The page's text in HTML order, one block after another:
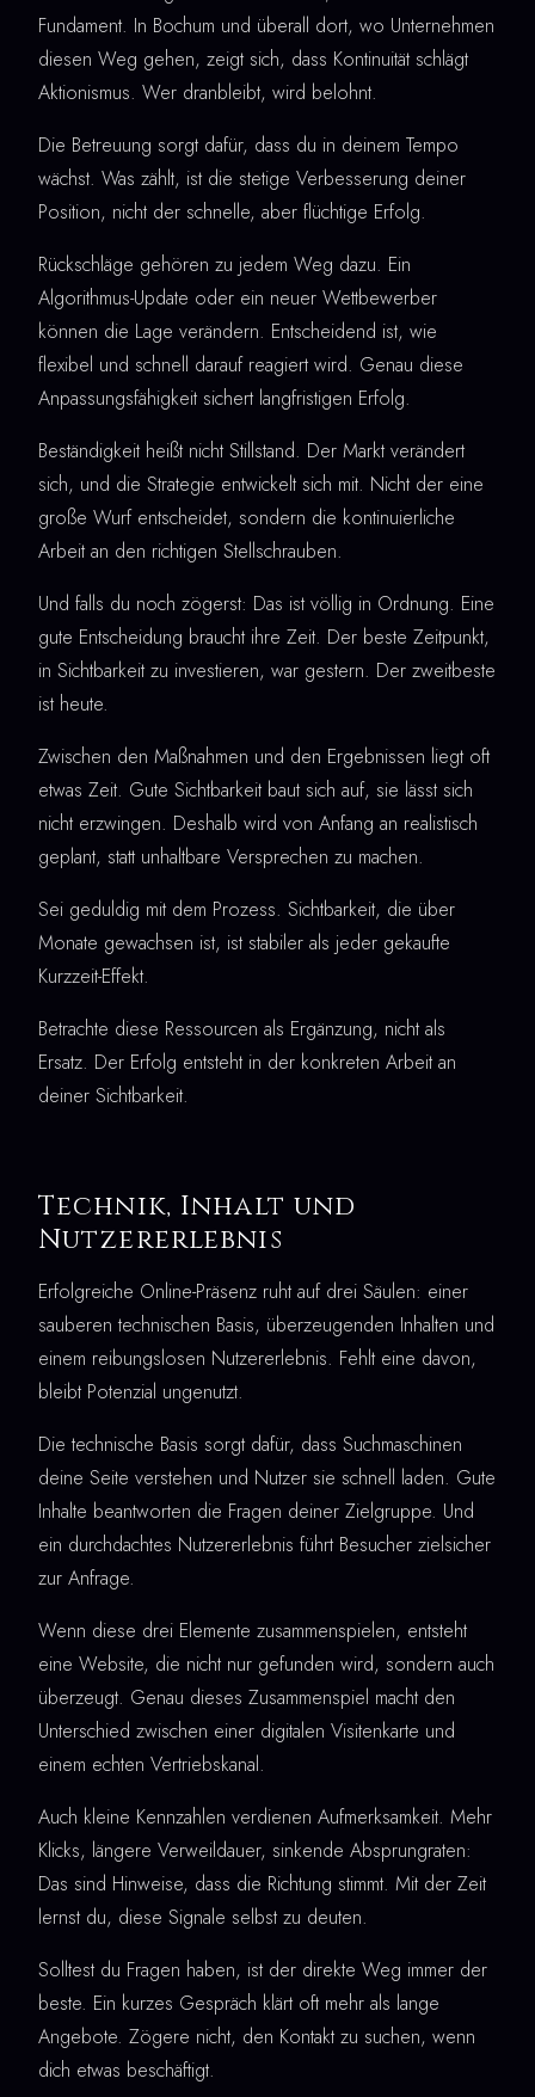
Fundament. In Bochum und überall dort, wo Unternehmen
diesen Weg gehen, zeigt sich, dass Kontinuität schlägt
Aktionismus. Wer dranbleibt, wird belohnt.
Die Betreuung sorgt dafür, dass du in deinem Tempo
wächst. Was zählt, ist die stetige Verbesserung deiner
Position, nicht der schnelle, aber flüchtige Erfolg.
Rückschläge gehören zu jedem Weg dazu. Ein
Algorithmus-Update oder ein neuer Wettbewerber
können die Lage verändern. Entscheidend ist, wie
flexibel und schnell darauf reagiert wird. Genau diese
Anpassungsfähigkeit sichert langfristigen Erfolg.
Beständigkeit heißt nicht Stillstand. Der Markt verändert
sich, und die Strategie entwickelt sich mit. Nicht der eine
große Wurf entscheidet, sondern die kontinuierliche
Arbeit an den richtigen Stellschrauben.
Und falls du noch zögerst: Das ist völlig in Ordnung. Eine
gute Entscheidung braucht ihre Zeit. Der beste Zeitpunkt,
in Sichtbarkeit zu investieren, war gestern. Der zweitbeste
ist heute.
Zwischen den Maßnahmen und den Ergebnissen liegt oft
etwas Zeit. Gute Sichtbarkeit baut sich auf, sie lässt sich
nicht erzwingen. Deshalb wird von Anfang an realistisch
geplant, statt unhaltbare Versprechen zu machen.
Sei geduldig mit dem Prozess. Sichtbarkeit, die über
Monate gewachsen ist, ist stabiler als jeder gekaufte
Kurzzeit-Effekt.
Betrachte diese Ressourcen als Ergänzung, nicht als
Ersatz. Der Erfolg entsteht in der konkreten Arbeit an
deiner Sichtbarkeit.
Technik, Inhalt und
Nutzererlebnis
Erfolgreiche Online-Präsenz ruht auf drei Säulen: einer
sauberen technischen Basis, überzeugenden Inhalten und
einem reibungslosen Nutzererlebnis. Fehlt eine davon,
bleibt Potenzial ungenutzt.
Die technische Basis sorgt dafür, dass Suchmaschinen
deine Seite verstehen und Nutzer sie schnell laden. Gute
Inhalte beantworten die Fragen deiner Zielgruppe. Und
ein durchdachtes Nutzererlebnis führt Besucher zielsicher
zur Anfrage.
Wenn diese drei Elemente zusammenspielen, entsteht
eine Website, die nicht nur gefunden wird, sondern auch
überzeugt. Genau dieses Zusammenspiel macht den
Unterschied zwischen einer digitalen Visitenkarte und
einem echten Vertriebskanal.
Auch kleine Kennzahlen verdienen Aufmerksamkeit. Mehr
Klicks, längere Verweildauer, sinkende Absprungraten:
Das sind Hinweise, dass die Richtung stimmt. Mit der Zeit
lernst du, diese Signale selbst zu deuten.
Solltest du Fragen haben, ist der direkte Weg immer der
beste. Ein kurzes Gespräch klärt oft mehr als lange
Angebote. Zögere nicht, den Kontakt zu suchen, wenn
dich etwas beschäftigt.